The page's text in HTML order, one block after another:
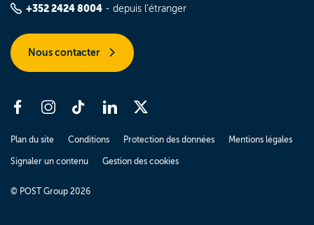
+352 2424 8004 - depuis l'étranger
Nous contacter
Plan du site Conditions Protection des données Mentions légales
Signaler un contenu Gestion des cookies
© POST Group 2026